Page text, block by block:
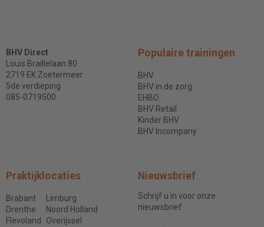
BHV Direct
Louis Braillelaan 80
2719 EK Zoetermeer
5de verdieping
085-0719500
Populaire trainingen
BHV
BHV in de zorg
EHBO
BHV Retail
Kinder BHV
BHV Incompany
Praktijklocaties
Brabant
Drenthe
Flevoland
Limburg
Noord Holland
Overijssel
Nieuwsbrief
Schrijf u in voor onze
nieuwsbrief